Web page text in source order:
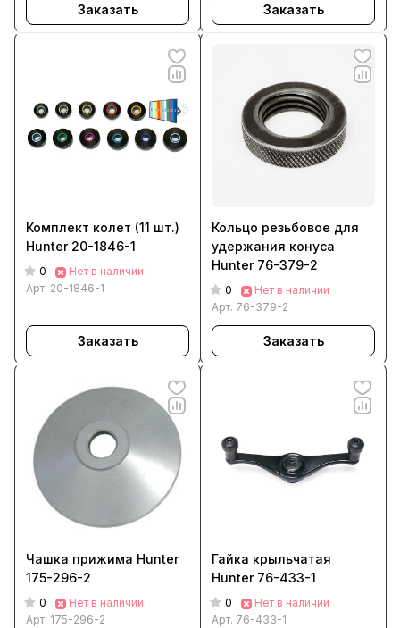
Заказать Заказать
Комплект колет (11 шт.)
Hunter 20-1846-1
0
Нет в наличии
Арт. 20-1846-1
Заказать
Кольцо резьбовое для
удержания конуса
Hunter 76-379-2
0
Нет в наличии
Арт. 76-379-2
Заказать
Чашка прижима Hunter
175-296-2
0
Нет в наличии
Арт. 175-296-2
Гайка крыльчатая
Hunter 76-433-1
0
Нет в наличии
Арт. 76-433-1